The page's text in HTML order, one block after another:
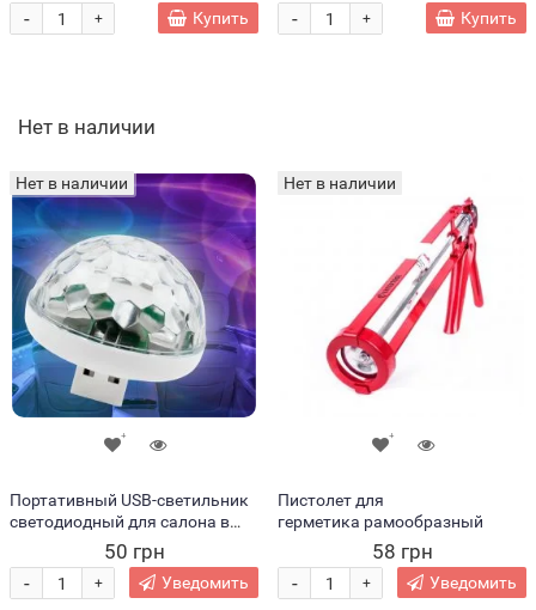
+
- Купить +
- Купить
Нет в наличии
Нет в наличии
Портативный USB-светильник
светодиодный для салона в
автомобиль Диско шар
50 грн
+
- Уведомить
Нет в наличии
Пистолет для
герметика рамообразный
58 грн
+
- Уведомить